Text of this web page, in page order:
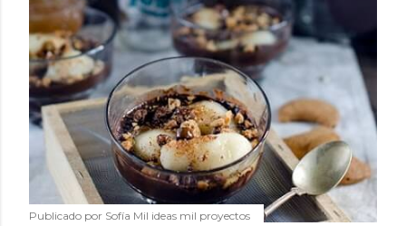
Publicado por Sofía Mil ideas mil proyectos